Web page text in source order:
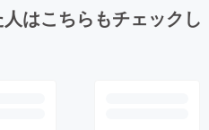
はこちらもチェックし